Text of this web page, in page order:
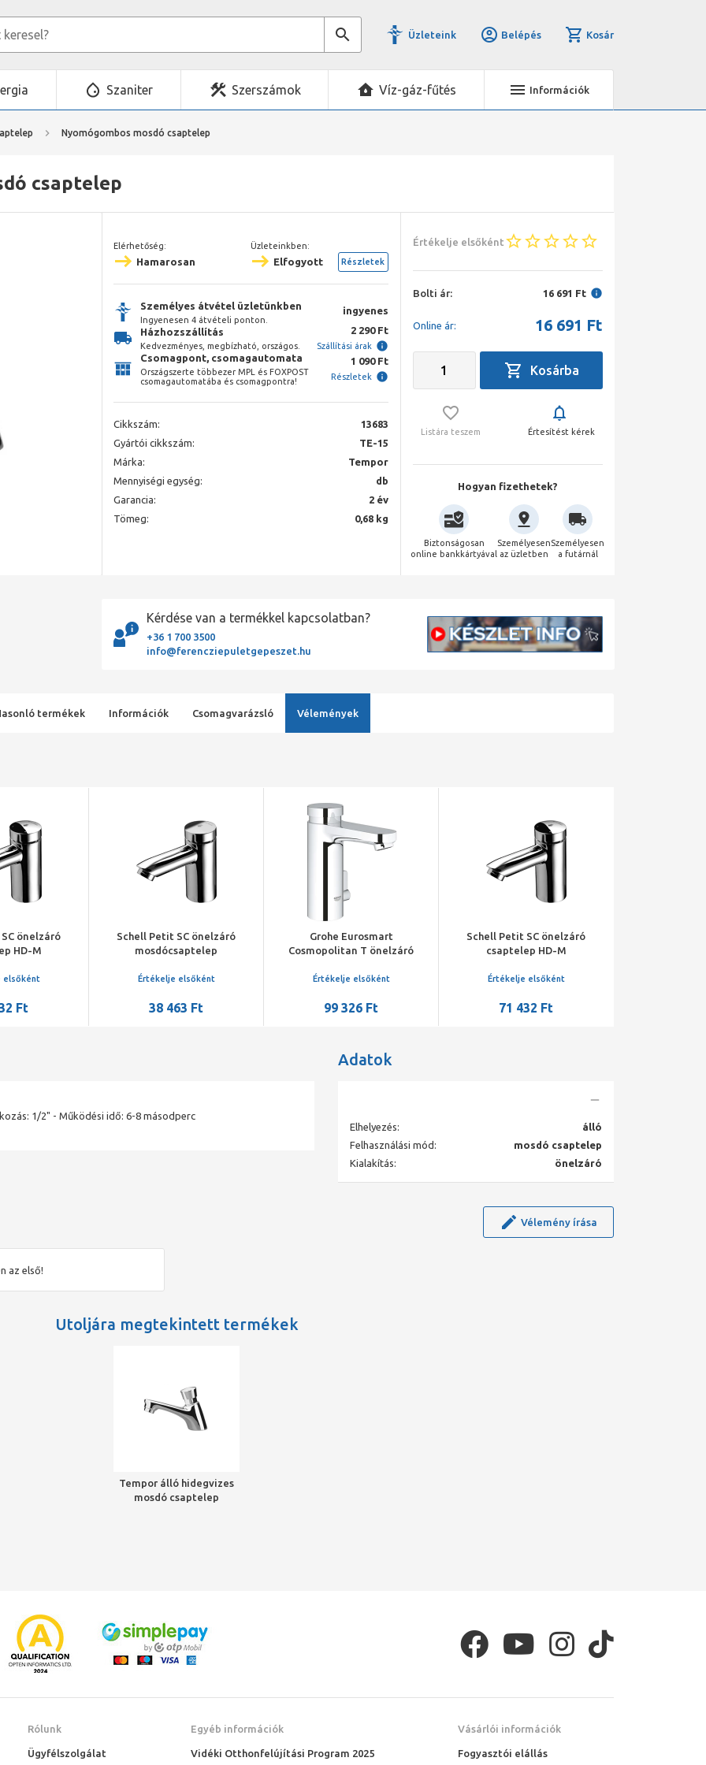
Üzleteink Belépés Kosár
Szaniter Szerszámok Víz-gáz-fűtés Információk
Nyomógombos mosdó csaptelep
csaptelep
Elérhetőség:
Hamarosan
Üzleteinkben:
Elfogyott Részletek
Személyes átvétel üzletünkben
Ingyenesen 4 átvételi ponton.
ingyenes
Házhozszállítás
Kedvezményes, megbízható, országos.
2 290 Ft
Szállítási árak
Csomagpont, csomagautomata
Országszerte többezer MPL és FOXPOST
csomagautomatába és csomagpontra!
1 090 Ft
Részletek
Cikkszám:
13683
Gyártói cikkszám:
TE-15
Márka:
Tempor
Mennyiségi egység:
db
Garancia:
2 év
Tömeg:
0,68 kg
Értékelje elsőként
Bolti ár: 16 691 Ft
Online ár: 16 691 Ft
Listára teszem Értesítést kérek
Hogyan fizethetek?
Biztonságosan
online bankkártyával
Személyesen
az üzletben
Személyesen
a futárnál
Kérdése van a termékkel kapcsolatban?
+36 1 700 3500
info@ferencziepuletgepeszet.hu
termékek Információk Csomagvarázsló Vélemények
önelzáró
HD-M
elsőként
Ft
Schell Petit SC önelzáró
mosdócsaptelep
Értékelje elsőként
38 463 Ft
Grohe Eurosmart
Cosmopolitan T önelzáró
keverőszeleppel és állítható
króm
Értékelje elsőként
99 326 Ft
Schell Petit SC önelzáró
csaptelep HD-M
hőmérsékletszabályzóval
Értékelje elsőként
71 432 Ft
1/2" - Működési idő: 6-8 másodperc
Adatok
Elhelyezés:
álló
Felhasználási mód:
mosdó csaptelep
Kialakítás:
önelzáró
Vélemény írása
az első!
Utoljára megtekintett termékek
Tempor álló hidegvizes
mosdó csaptelep
Rólunk
Ügyfélszolgálat
Egyéb információk
Vidéki Otthonfelújítási Program 2025
Vásárlói információk
Fogyasztói elállás